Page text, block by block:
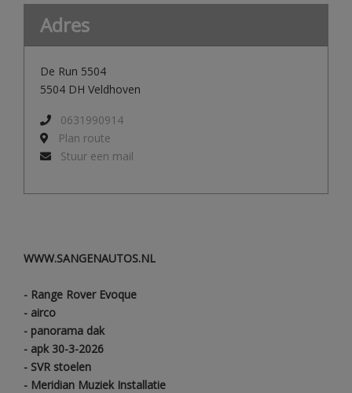
WWW.SANGENAUTOS.NL
- Range Rover Evoque
- airco
- panorama dak
- apk 30-3-2026
- SVR stoelen
- Meridian Muziek Installatie
Adres
De Run 5504
5504 DH Veldhoven
0631990914
Plan route
Stuur een mail